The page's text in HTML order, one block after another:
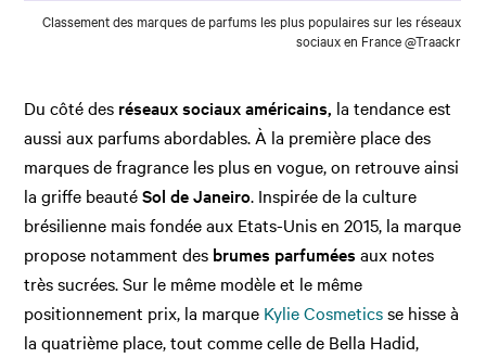
Classement des marques de parfums les plus populaires sur les réseaux
sociaux en France @Traackr
Du côté des réseaux sociaux américains, la tendance est
aussi aux parfums abordables. À la première place des
marques de fragrance les plus en vogue, on retrouve ainsi
la griffe beautéSol de Janeiro. Inspirée de la culture
brésilienne mais fondée aux Etats-Unis en 2015, la marque
propose notamment des brumes parfumées aux notes
très sucrées. Sur le même modèle et le même
positionnement prix, la marque Kylie Cosmeticsse hisse à
la quatrième place, tout comme celle de Bella Hadid,